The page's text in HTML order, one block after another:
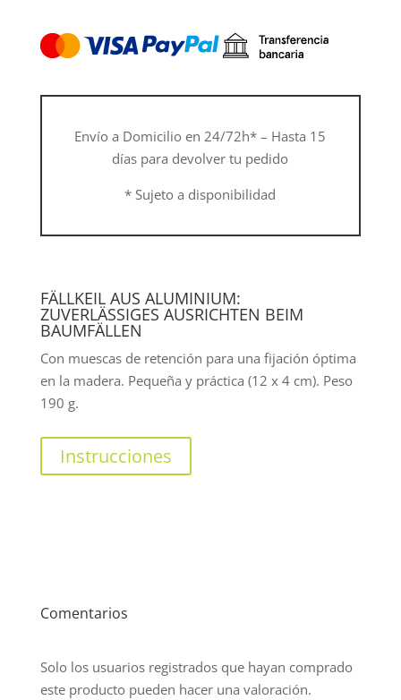
Envío a Domicilio en 24/72h* – Hasta 15
días para devolver tu pedido
* Sujeto a disponibilidad
FÄLLKEIL AUS ALUMINIUM:
ZUVERLÄSSIGES AUSRICHTEN BEIM
BAUMFÄLLEN
Con muescas de retención para una fijación óptima
en la madera. Pequeña y práctica (12 x 4 cm). Peso
190 g.
Instrucciones
Comentarios
Solo los usuarios registrados que hayan comprado
este producto pueden hacer una valoración.